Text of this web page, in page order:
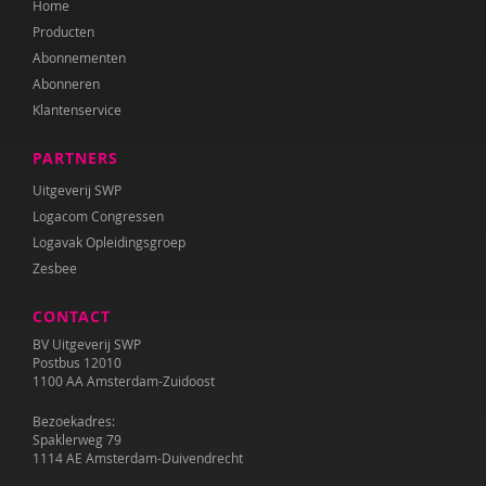
Home
Producten
Abonnementen
Abonneren
Klantenservice
PARTNERS
Uitgeverij SWP
Logacom Congressen
Logavak Opleidingsgroep
Zesbee
CONTACT
BV Uitgeverij SWP
Postbus 12010
1100 AA Amsterdam-Zuidoost
Bezoekadres:
Spaklerweg 79
1114 AE Amsterdam-Duivendrecht